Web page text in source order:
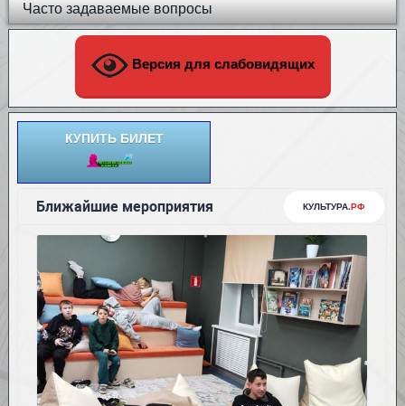
Часто задаваемые вопросы
Версия для слабовидящих
КУПИТЬ БИЛЕТ